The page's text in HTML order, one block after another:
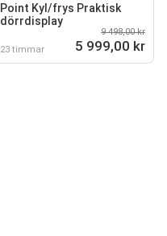
Point Kyl/frys Praktisk
dörrdisplay
23 timmar
9 498,00 kr
5 999,00 kr